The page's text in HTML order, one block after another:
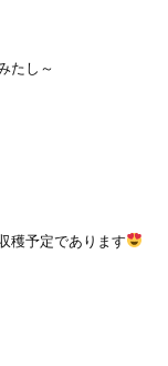
たし～
穫予定であります